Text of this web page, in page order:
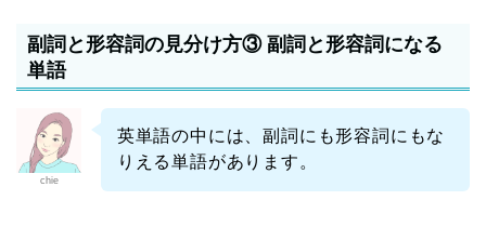
副詞と形容詞の見分け方③ 副詞と形容詞になる
単語
chie
英単語の中には、副詞にも形容詞にもな
りえる単語があります。